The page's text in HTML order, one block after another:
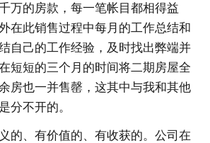
万的房款，每一笔帐目都相得益
在此销售过程中每月的工作总结和
自己的工作经验，及时找出弊端并
短短的三个月的时间将二期房屋全
房也一并售罄，这其中与我和其他
分不开的。
的、有价值的、有收获的。公司在